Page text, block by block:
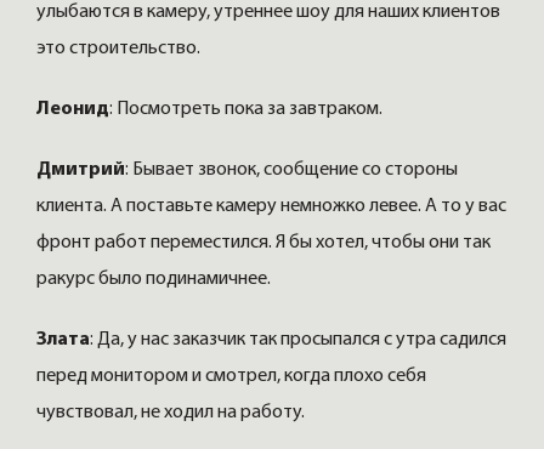
улыбаются в камеру, утреннее шоу для наших клиентов
это строительство.
Леонид: Посмотреть пока за завтраком.
Дмитрий: Бывает звонок, сообщение со стороны
клиента. А поставьте камеру немножко левее. А то у вас
фронт работ переместился. Я бы хотел, чтобы они так
ракурс было подинамичнее.
Злата: Да, у нас заказчик так просыпался с утра садился
перед монитором и смотрел, когда плохо себя
чувствовал, не ходил на работу.